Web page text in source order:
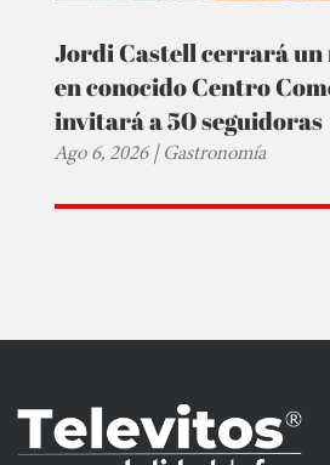
Jordi Castell cerrará
en conocido Centro
invitará a 50 seguidoras
Ago 6, 2026|Gastronomía